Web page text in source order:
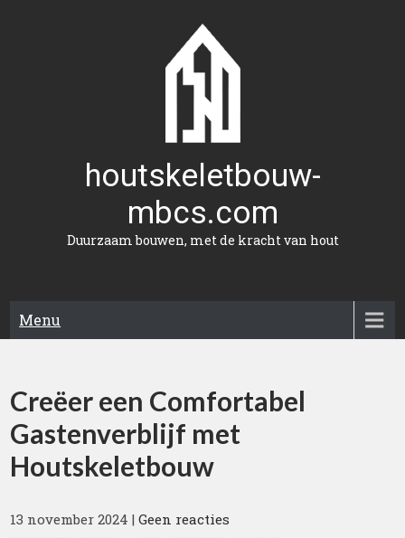
houtskeletbouw-
mbcs.com
Duurzaam bouwen, met de kracht van hout
Menu
Creëer een Comfortabel
Gastenverblijf met
Houtskeletbouw
13 november 2024 |Geen reacties